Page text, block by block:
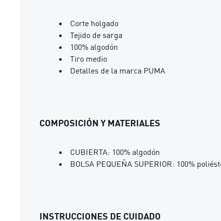
Corte holgado
Tejido de sarga
100% algodón
Tiro medio
Detalles de la marca PUMA
COMPOSICIÓN Y MATERIALES
CUBIERTA: 100% algodón
BOLSA PEQUEÑA SUPERIOR: 100%
INSTRUCCIONES DE CUIDADO